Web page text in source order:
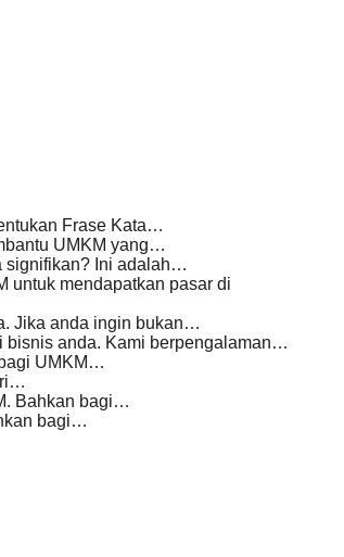
Frase Kata…
UMKM yang…
signifikan? Ini adalah…
untuk mendapatkan pasar di
Jika anda ingin bukan…
bisnis anda. Kami berpengalaman…
UMKM…
Bahkan bagi…
bagi…